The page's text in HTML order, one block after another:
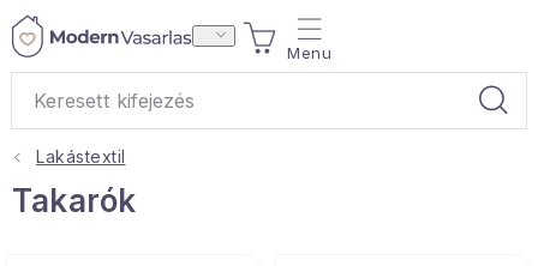
Ugrás
KOSÁR
Lakástextil
Takarók